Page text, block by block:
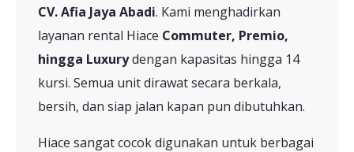
CV. Afia Jaya Abadi. Kami menghadirkan
layanan rental Hiace Commuter, Premio,
hingga Luxurydengan kapasitas hingga 14
kursi. Semua unit dirawat secara berkala,
bersih, dan siap jalan kapan pun dibutuhkan.
Hiace sangat cocok digunakan untuk berbagai